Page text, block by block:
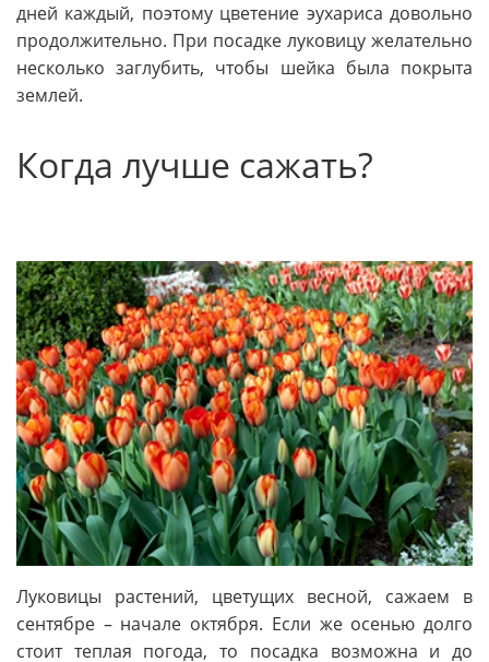
дней каждый, поэтому цветение эухариса довольно
продолжительно. При посадке луковицу желательно
несколько заглубить, чтобы шейка была покрыта
землей.
Когда лучше сажать?
Луковицы растений, цветущих весной, сажаем в
сентябре – начале октября. Если же осенью долго
стоит теплая погода, то посадка возможна и до